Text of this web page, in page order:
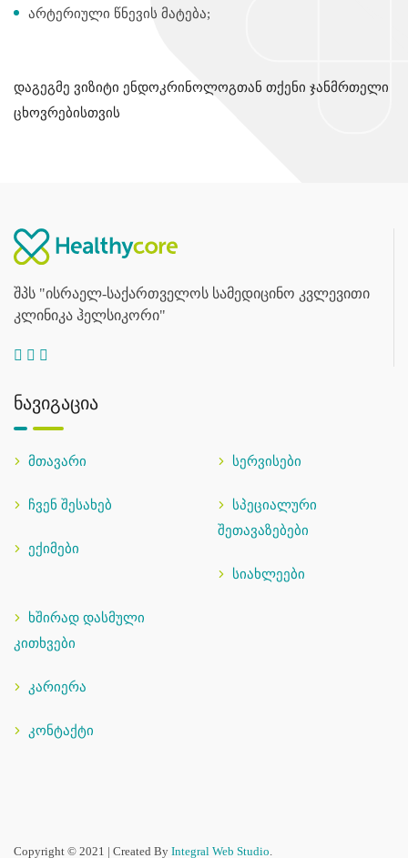
არტერიული წნევის მატება;
დაგეგმე ვიზიტი ენდოკრინოლოგთან თქენი ჯანმრთელი
ცხოვრებისთვის
შპს "ისრაელ-საქართველოს სამედიცინო კვლევითი
კლინიკა ჰელსიკორი"
ნავიგაცია
მთავარი
ჩვენ შესახებ
ექიმები
სერვისები
სპეციალური
შეთავაზებები
სიახლეები
ხშირად დასმული
კითხვები
კარიერა
კონტაქტი
Copyright © 2021 | Created By Integral Web Studio